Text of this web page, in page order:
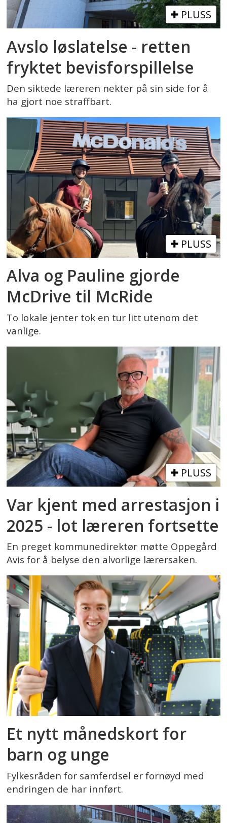
PLUSS
Avslo løslatelse - retten
fryktet bevisforspillelse
Den siktede læreren nekter på sin side for å
ha gjort noe straffbart.
PLUSS
Alva og Pauline gjorde
McDrive til McRide
To lokale jenter tok en tur litt utenom det
vanlige.
PLUSS
Var kjent med arrestasjon i
2025 - lot læreren fortsette
En preget kommunedirektør møtte Oppegård
Avis for å belyse den alvorlige lærersaken.
Et nytt månedskort for
barn og unge
Fylkesråden for samferdsel er fornøyd med
endringen de har innført.